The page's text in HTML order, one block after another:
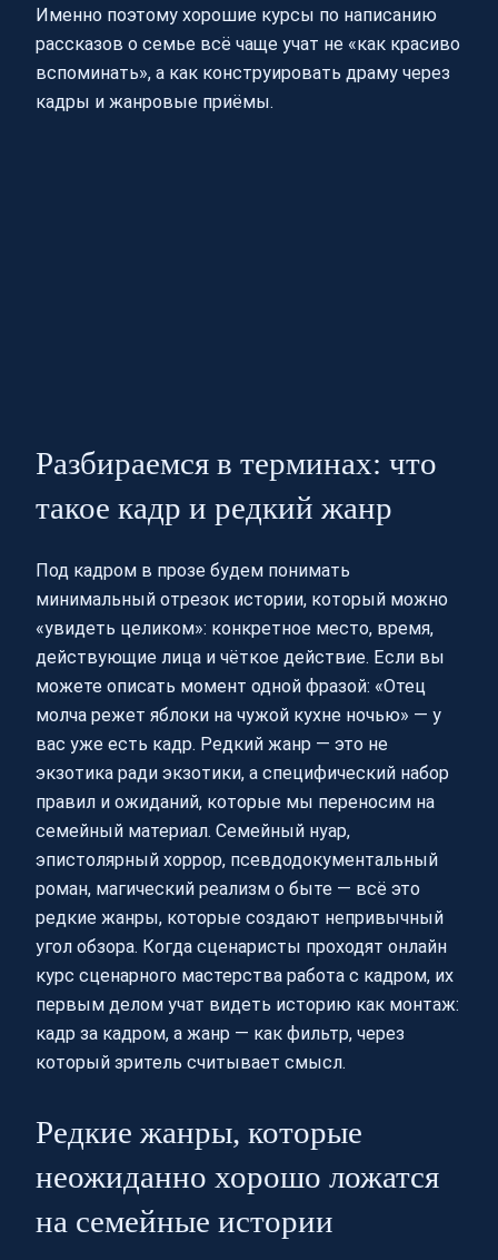
Именно поэтому хорошие курсы по написанию
рассказов о семье всё чаще учат не «как красиво
вспоминать», а как конструировать драму через
кадры и жанровые приёмы.
Разбираемся в терминах: что
такое кадр и редкий жанр
Под кадром в прозе будем понимать
минимальный отрезок истории, который можно
«увидеть целиком»: конкретное место, время,
действующие лица и чёткое действие. Если вы
можете описать момент одной фразой: «Отец
молча режет яблоки на чужой кухне ночью» — у
вас уже есть кадр. Редкий жанр — это не
экзотика ради экзотики, а специфический набор
правил и ожиданий, которые мы переносим на
семейный материал. Семейный нуар,
эпистолярный хоррор, псевдодокументальный
роман, магический реализм о быте — всё это
редкие жанры, которые создают непривычный
угол обзора. Когда сценаристы проходят онлайн
курс сценарного мастерства работа с кадром, их
первым делом учат видеть историю как монтаж:
кадр за кадром, а жанр — как фильтр, через
который зритель считывает смысл.
Редкие жанры, которые
неожиданно хорошо ложатся
на семейные истории